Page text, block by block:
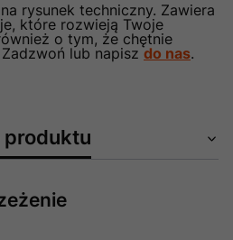
rysunek techniczny. Zawiera
które rozwieją Twoje
o tym, że chętnie
lub napiszdo nas.
produktu